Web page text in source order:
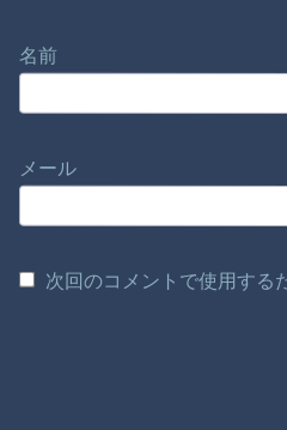
名前
メール
次回のコメントで使用する